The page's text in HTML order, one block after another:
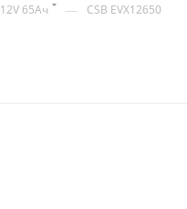
12V 65Ач — CSB EVX12650